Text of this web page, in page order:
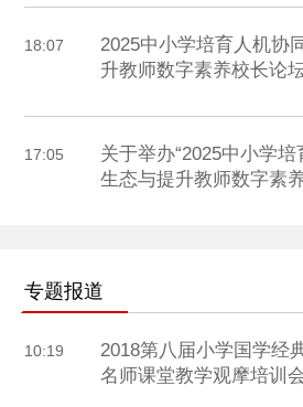
18:07
2025中小学培育人机协
升教师数字素养校长论
17:05
关于举办“2025中小学
生态与提升教师数字素
专题报道
10:19
2018第八届小学国学经
名师课堂教学观摩培训